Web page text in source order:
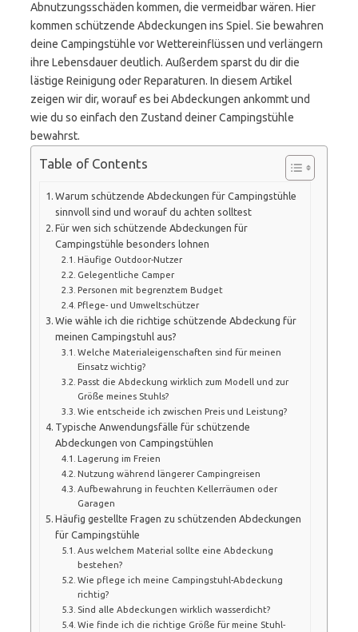
Abnutzungsschäden kommen, die vermeidbar wären. Hier
kommen schützende Abdeckungen ins Spiel. Sie bewahren
deine Campingstühle vor Wettereinflüssen und verlängern
ihre Lebensdauer deutlich. Außerdem sparst du dir die
lästige Reinigung oder Reparaturen. In diesem Artikel
zeigen wir dir, worauf es bei Abdeckungen ankommt und
wie du so einfach den Zustand deiner Campingstühle
bewahrst.
Table of Contents
Warum schützende Abdeckungen für Campingstühle
sinnvoll sind und worauf du achten solltest
Für wen sich schützende Abdeckungen für
Campingstühle besonders lohnen
Häufige Outdoor-Nutzer
Gelegentliche Camper
Personen mit begrenztem Budget
Pflege- und Umweltschützer
Wie wähle ich die richtige schützende Abdeckung für
meinen Campingstuhl aus?
Welche Materialeigenschaften sind für meinen
Einsatz wichtig?
Passt die Abdeckung wirklich zum Modell und zur
Größe meines Stuhls?
Wie entscheide ich zwischen Preis und Leistung?
Typische Anwendungsfälle für schützende
Abdeckungen von Campingstühlen
Lagerung im Freien
Nutzung während längerer Campingreisen
Aufbewahrung in feuchten Kellerräumen oder
Garagen
Häufig gestellte Fragen zu schützenden Abdeckungen
für Campingstühle
Aus welchem Material sollte eine Abdeckung
bestehen?
Wie pflege ich meine Campingstuhl-Abdeckung
richtig?
Sind alle Abdeckungen wirklich wasserdicht?
Wie finde ich die richtige Größe für meine Stuhl-